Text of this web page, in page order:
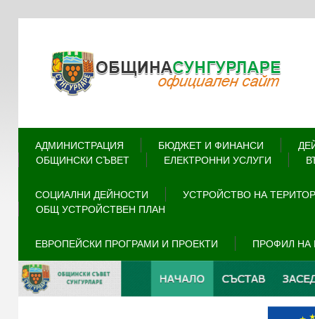
АДМИНИСТРАЦИЯ БЮДЖЕТ И ФИНАНСИ
ОБЩИНСКИ СЪВЕТ
ЕЛЕКТРОННИ УСЛУГИ
СОЦИАЛНИ ДЕЙНОСТИ
УСТРОЙСТВО НА
ОБЩ УСТРОЙСТВЕН ПЛАН
ЕВРОПЕЙСКИ ПРОГРАМИ И ПРОЕКТИ ПРОФИЛ НА